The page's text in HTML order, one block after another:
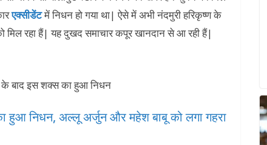
एक्सीडेंटमें निधन हो गया था| ऐसे में अभी नंदमुरी हरिकृष्ण के
मिल रहा हैं| यह दुखद समाचार कपूर खानदान से आ रही हैं|
हुआ निधन, अल्लू अर्जुन और महेश बाबू को लगा गहरा